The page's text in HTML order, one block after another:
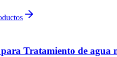
para Tratamiento de agua